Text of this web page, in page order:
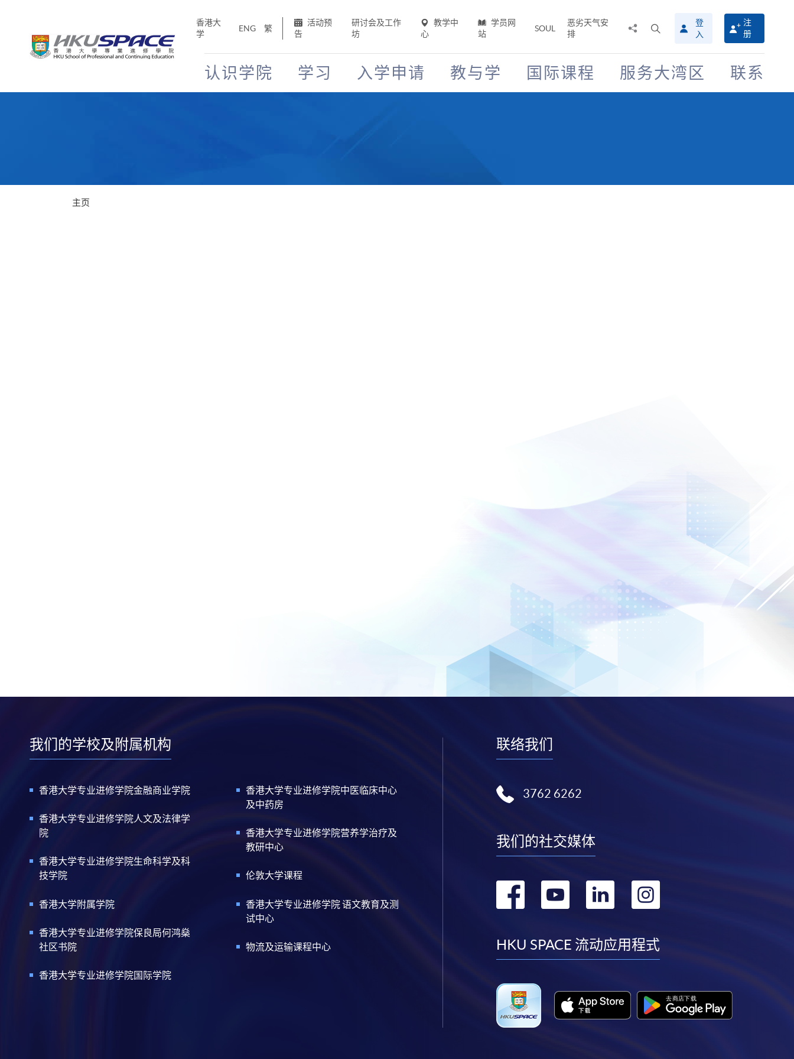
香港大
学
ENG 繁
活动预
告
研讨会及工作
坊
教学中
心
学员网
站
SOUL
恶劣天气安
排
搜
寻
介
面
登
入
注
册
认识学院 学习 入学申请 教与学 国际课程 服务大湾区 联系
主页
我们的学校及附属机构
香港大学专业进修学院金融商业学院
香港大学专业进修学院人文及法律学
院
香港大学专业进修学院生命科学及科
技学院
香港大学附属学院
香港大学专业进修学院保良局何鸿燊
社区书院
香港大学专业进修学院国际学院
香港大学专业进修学院中医临床中心
及中药房
香港大学专业进修学院营养学治疗及
教研中心
伦敦大学课程
香港大学专业进修学院 语文教育及测
试中心
物流及运输课程中心
联络我们
3762 6262
我们的社交媒体
转
facebook
转
youtube
转
linkedin
转
instagram
HKU SPACE 流动应用程式